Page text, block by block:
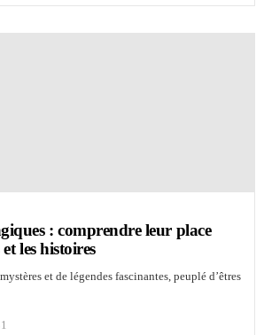
: comprendre leur place
les histoires
et de légendes fascinantes, peuplé d’êtres